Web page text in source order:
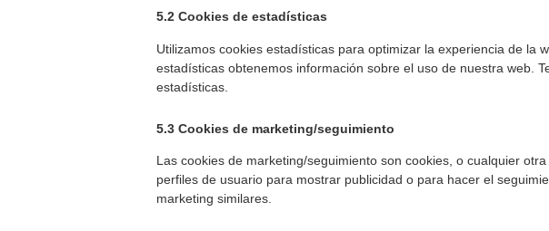
5.2 Cookies de estadísticas
Utilizamos cookies estadísticas para optimizar la experiencia de la
estadísticas obtenemos información sobre el uso de nuestra web.
estadísticas.
5.3 Cookies de marketing/seguimiento
Las cookies de marketing/seguimiento son cookies, o cualquier
perfiles de usuario para mostrar publicidad o para hacer el
marketing similares.